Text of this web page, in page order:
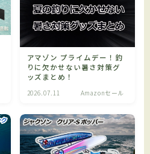
アマゾン プライムデー！釣
りに欠かせない暑さ対策グ
ッズまとめ！
2026.07.11 Amazonセール